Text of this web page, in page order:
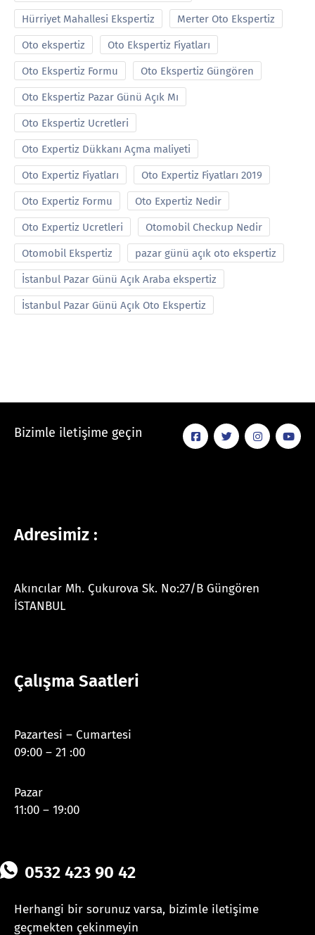
Hürriyet Mahallesi Ekspertiz Merter Oto Ekspertiz
Oto ekspertiz Oto Ekspertiz Fiyatları
Oto Ekspertiz Formu Oto Ekspertiz Güngören
Oto Ekspertiz Pazar Günü Açık Mı
Oto Ekspertiz Ucretleri
Oto Expertiz Dükkanı Açma maliyeti
Oto Expertiz Fiyatları Oto Expertiz Fiyatları 2019
Oto Expertiz Formu Oto Expertiz Nedir
Oto Expertiz Ucretleri Otomobil Checkup Nedir
Otomobil Ekspertiz pazar günü açık oto ekspertiz
İstanbul Pazar Günü Açık Araba ekspertiz
İstanbul Pazar Günü Açık Oto Ekspertiz
Bizimle iletişime geçin
Adresimiz :
Akıncılar Mh. Çukurova Sk. No:27/B Güngören
İSTANBUL
Çalışma Saatleri
Pazartesi – Cumartesi
09:00 – 21 :00
Pazar
11:00 – 19:00
0532 423 90 42
Herhangi bir sorunuz varsa, bizimle iletişime
geçmekten çekinmeyin